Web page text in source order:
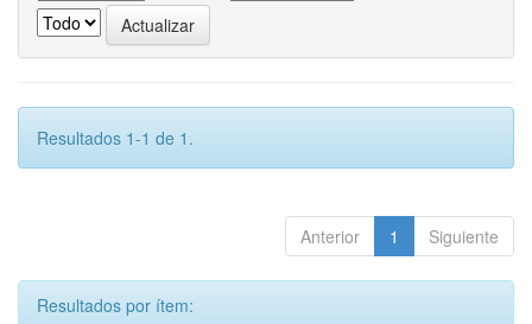
Resultados 1-1 de 1.
Anterior 1 Siguiente
Resultados por ítem: